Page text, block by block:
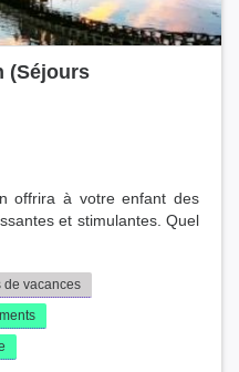
(Séjours
offrira à votre enfant des
et stimulantes. Quel
de vacances